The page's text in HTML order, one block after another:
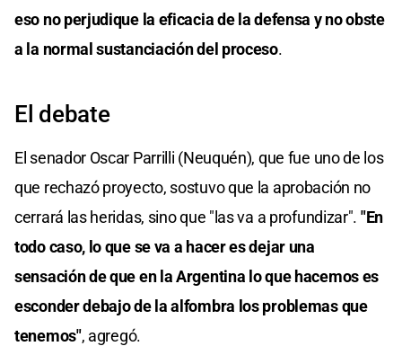
eso no perjudique la eficacia de la defensa y no obste
a la normal sustanciación del proceso.
El debate
El senador Oscar Parrilli (Neuquén), que fue uno de los
que rechazó proyecto, sostuvo que la aprobación no
cerrará las heridas, sino que "las va a profundizar". "En
todo caso, lo que se va a hacer es dejar una
sensación de que en la Argentina lo que hacemos es
esconder debajo de la alfombra los problemas que
tenemos", agregó.